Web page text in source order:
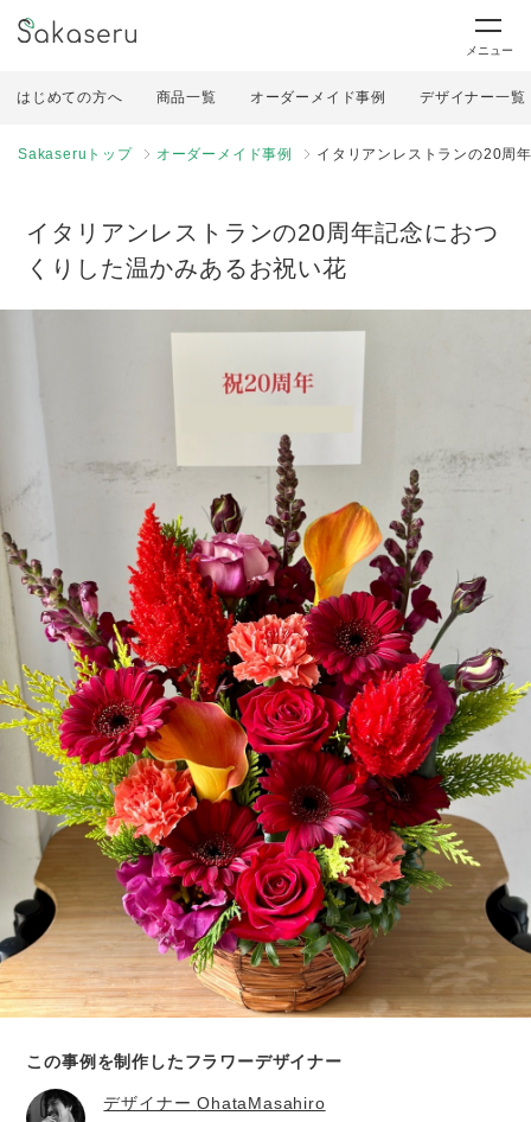
メニュー
はじめての方へ 商品一覧 オーダーメイド事例 デザイナー一覧
Sakaseruトップ オーダーメイド事例 イタリアンレストランの20周
イタリアンレストランの20周年記念におつ
くりした温かみあるお祝い花
この事例を制作したフラワーデザイナー
デザイナーOhataMasahiro